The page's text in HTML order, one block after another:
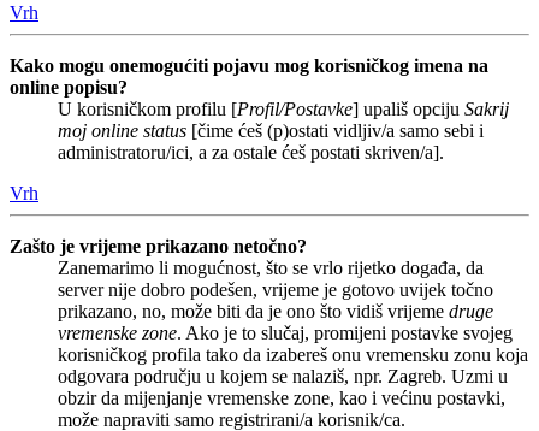
Vrh
Kako mogu onemogućiti pojavu mog korisničkog imena na
online popisu?
U korisničkom profilu [Profil/Postavke] upališ opciju Sakrij
moj online status [čime ćeš (p)ostati vidljiv/a samo sebi i
administratoru/ici, a za ostale ćeš postati skriven/a].
Vrh
Zašto je vrijeme prikazano netočno?
Zanemarimo li mogućnost, što se vrlo rijetko događa, da
server nije dobro podešen, vrijeme je gotovo uvijek točno
prikazano, no, može biti da je ono što vidiš vrijeme druge
vremenske zone. Ako je to slučaj, promijeni postavke svojeg
korisničkog profila tako da izabereš onu vremensku zonu koja
odgovara području u kojem se nalaziš, npr. Zagreb. Uzmi u
obzir da mijenjanje vremenske zone, kao i većinu postavki,
može napraviti samo registrirani/a korisnik/ca.